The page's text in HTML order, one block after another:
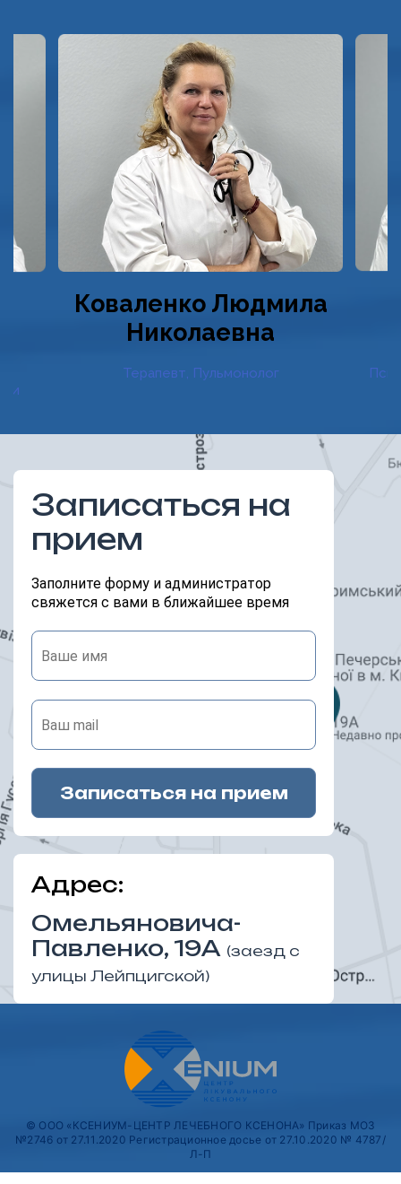
Коваленко Людмила
Николаевна
Терапевт, Пульмонолог
Записаться на
прием
Заполните форму и администратор
свяжется с вами в ближайшее время
Адрес:
Омельяновича-
Павленко, 19А (заезд с
улицы Лейпцигской)
© ООО «КСЕНИУМ-ЦЕНТР ЛЕЧЕБНОГО КСЕНОНА» Приказ МОЗ
№2746 от 27.11.2020 Регистрационное досье от 27.10.2020 № 4787/
Л-П